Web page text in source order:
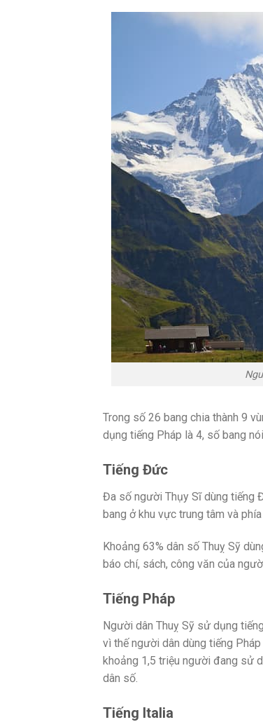
Trong số 26 bang chia thành 9
dụng tiếng Pháp là 4, số bang
Tiếng Đức
Đa số người Thụy Sĩ dùng tiếng
bang ở khu vực trung tâm và
Khoảng 63% dân số Thuỵ Sỹ
báo chí, sách, công văn của
Tiếng Pháp
Người dân Thuỵ Sỹ sử dụng
vì thế người dân dùng tiếng
khoảng 1,5 triệu người đang sử
dân số.
Tiếng Italia